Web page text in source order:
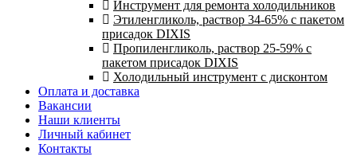
Инструмент для ремонта холодильников
Этиленгликоль, раствор 34-65% с пакетом
присадок DIXIS
Пропиленгликоль, раствор 25-59% с
пакетом присадок DIXIS
Холодильный инструмент с дисконтом
Оплата и доставка
Вакансии
Наши клиенты
Личный кабинет
Контакты